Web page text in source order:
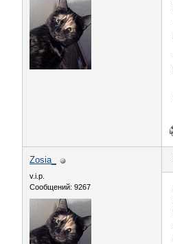
Zosia_
v.i.p.
Сообщений: 9267